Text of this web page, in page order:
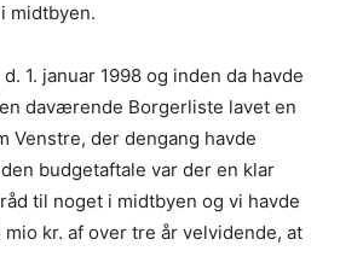
midtbyen.
1. januar 1998 og inden da havde
daværende Borgerliste lavet en
Venstre, der dengang havde
budgetaftale var der en klar
til noget i midtbyen og vi havde
kr. af over tre år velvidende, at